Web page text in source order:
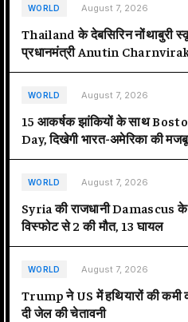
WORLD August 7, 2026
Thailand के देबसिरिन नोंथाबुरी
प्रधानमंत्री Anutin
WORLD August 7, 2026
15 आकर्षक झांकियों के साथ
Day, दिखेगी भारत-अमेरिका की
WORLD August 7, 2026
Syria की राजधानी Damascus के
विस्फोट से 2 की मौत, 13 घायल
WORLD August 7, 2026
Trump ने US में हथियारों की
दी जेल की चेतावनी